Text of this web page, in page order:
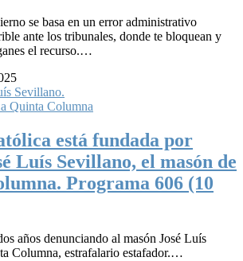
se basa en un error administrativo
ante los tribunales, donde te bloquean y
el recurso.…
Quinta Columna
está fundada por
Luís Sevillano, el masón de
Programa 606 (10
años denunciando al masón José Luís
Columna, estrafalario estafador.…